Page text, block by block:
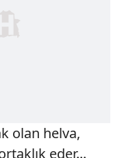
olan helva,
eder...